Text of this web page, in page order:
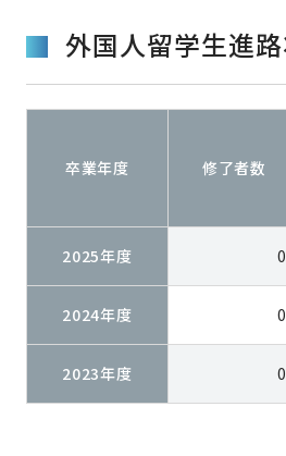
外国人留学生進
卒業年度 修了者数
2025年度 0
2024年度 0
2023年度 0